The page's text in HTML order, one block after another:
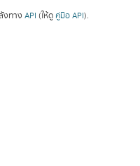
งทาง API (ให้ดู คู่มือ API).